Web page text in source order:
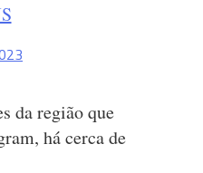
da região que
há cerca de